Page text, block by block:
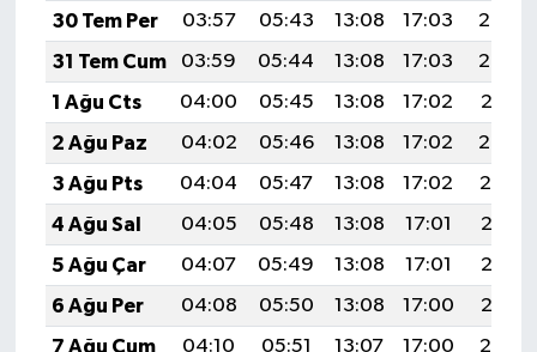
30 Tem Per
03:57 05:43 13:08 17:03
20:23
31 Tem Cum
03:59 05:44 13:08 17:03
20:22
1 Ağu Cts
04:00 05:45 13:08 17:02
20:21
2 Ağu Paz
04:02 05:46 13:08 17:02
20:20
3 Ağu Pts
04:04 05:47 13:08 17:02
20:19
4 Ağu Sal
04:05 05:48 13:08 17:01
20:18
5 Ağu Çar
04:07 05:49 13:08 17:01
20:16
6 Ağu Per
04:08 05:50 13:08 17:00
20:15
7 Ağu Cum
04:10 05:51 13:07 17:00
20:14